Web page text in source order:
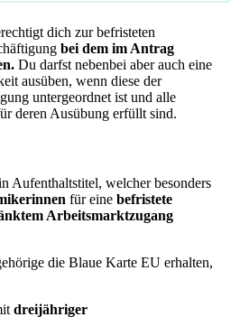
dich zur befristeten
bei dem im Antrag
Du darfst nebenbei aber auch eine
ausüben, wenn diese der
untergeordnet ist und alle
deren Ausübung erfüllt sind.
Aufenthaltstitel, welcher besonders
für eine befristete
Arbeitsmarktzugang
die Blaue Karte EU erhalten,
dreijähriger